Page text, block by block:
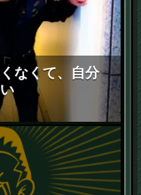
なくて、自分